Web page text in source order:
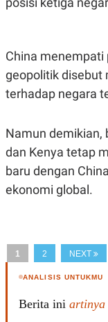
C
Y
L
.
D
L
G
A
A
N
K
K
E
J
E
M
E
P
E
A
D
R
China menempati
geopolitik disebut
terhadap negara
Namun demikian,
dan Kenya tetap
baru dengan
ekonomi global.
1 2 NEXT
ANALISIS UNTUKMU
Berita ini artinya